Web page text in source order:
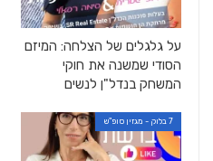
על גלגלים של הצלחה: המיזם
הסודי שמשנה את חוקי
המשחק בנדל"ן לנשים
7 בלוק - מגזין סופ"ש